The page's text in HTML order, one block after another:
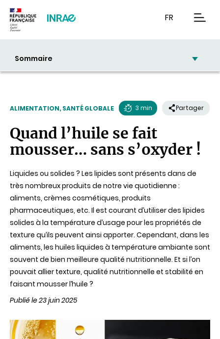
FR
Sommaire
ALIMENTATION, SANTÉ GLOBALE
de
lecture
3 min Partager
Quand l’huile se fait
mousser… sans s’oxyder !
Liquides ou solides ? Les lipides sont présents dans de
très nombreux produits de notre vie quotidienne :
aliments, crèmes cosmétiques, produits
pharmaceutiques, etc. Il est courant d’utiliser des lipides
solides à la température d’usage pour les propriétés de
texture qu’ils peuvent ainsi apporter. Cependant, dans les
aliments, les huiles liquides à température ambiante sont
souvent de bien meilleure qualité nutritionnelle. Et si l’on
pouvait allier texture, qualité nutritionnelle et stabilité en
faisant mousser l’huile ?
Publié le 23 juin 2025